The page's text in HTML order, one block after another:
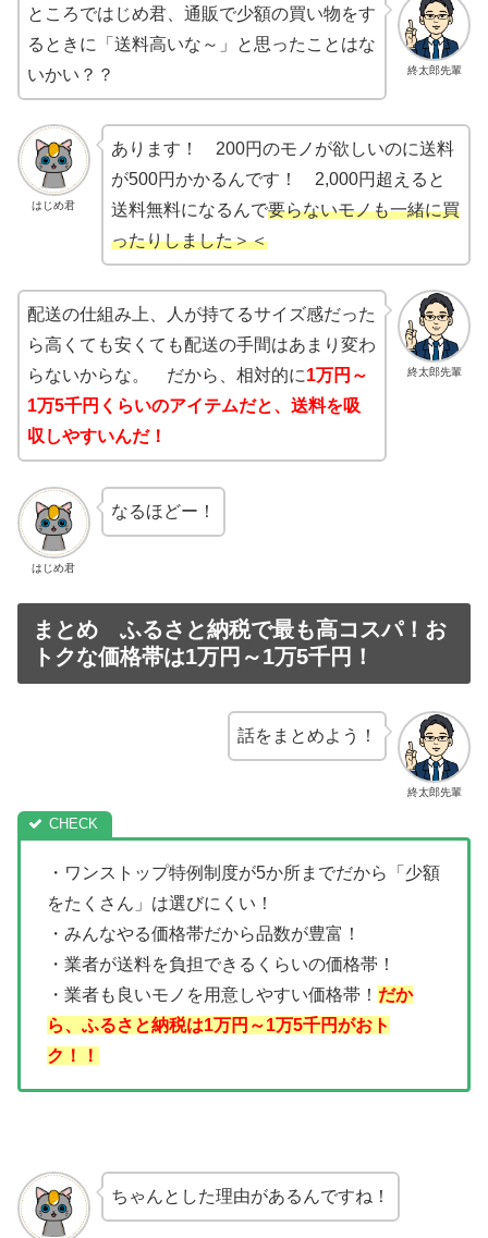
終太郎先輩
ところではじめ君、通販で少額の買い物をす
るときに「送料高いな～」と思ったことはな
いかい？？
はじめ君
あります！ 200円のモノが欲しいのに送料
が500円かかるんです！ 2,000円超えると
送料無料になるんで要らないモノも一緒に買
ったりしました＞＜
終太郎先輩
配送の仕組み上、人が持てるサイズ感だった
ら高くても安くても配送の手間はあまり変わ
らないからな。 だから、相対的に1万円～
1万5千円くらいのアイテムだと、送料を吸
収しやすいんだ！
はじめ君
なるほどー！
まとめ ふるさと納税で最も高コスパ！お
トクな価格帯は1万円～1万5千円！
終太郎先輩
話をまとめよう！
・ワンストップ特例制度が5か所までだから「少額
をたくさん」は選びにくい！
・みんなやる価格帯だから品数が豊富！
・業者が送料を負担できるくらいの価格帯！
・業者も良いモノを用意しやすい価格帯！ だか
ら、ふるさと納税は1万円～1万5千円がおト
ク！！
ちゃんとした理由があるんですね！